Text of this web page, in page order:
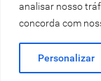
analisar nosso
concorda com
Personalizar
Saletto | ENG 2026